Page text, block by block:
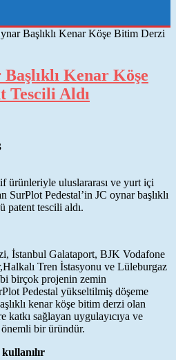
Başlıklı Kenar Köşe Bitim Derzi
Kenar Köşe
Tescili Aldı
ürünleriyle uluslararası ve yurt içi
Pedestal’in JC oynar başlıklı
patent tescili aldı.
İstanbul Galataport, BJK Vodafone
Tren İstasyonu ve Lüleburgaz
birçok projenin zemin
Pedestal yükseltilmiş döşeme
kenar köşe bitim derzi olan
katkı sağlayan uygulayıcıya ve
önemli bir üründür.